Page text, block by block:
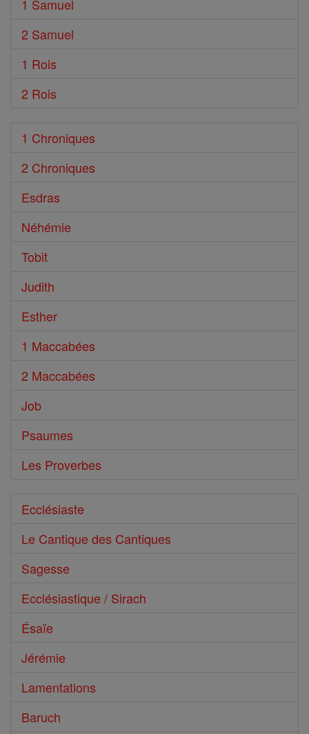
1 Samuel
2 Samuel
1 Rois
2 Rois
1 Chroniques
2 Chroniques
Esdras
Néhémie
Tobit
Judith
Esther
1 Maccabées
2 Maccabées
Job
Psaumes
Les Proverbes
Ecclésiaste
Le Cantique des Cantiques
Sagesse
Ecclésiastique / Sirach
Ésaïe
Jérémie
Lamentations
Baruch